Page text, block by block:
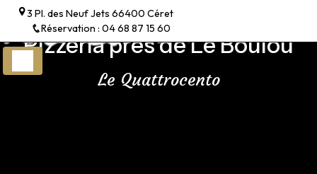
3 Pl. des Neuf Jets 66400 Céret
Réservation : 04 68 87 15 60
Pizzeria près de Le Boulou
Le Quattrocento
Panneau de gestion des cookies